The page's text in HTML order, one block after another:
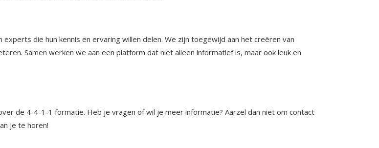
die hun kennis en ervaring willen delen. We zijn toegewijd aan het creëren van
Samen werken we aan een platform dat niet alleen informatief is, maar ook leuk en
de 4-4-1-1 formatie. Heb je vragen of wil je meer informatie? Aarzel dan niet om contact
je te horen!